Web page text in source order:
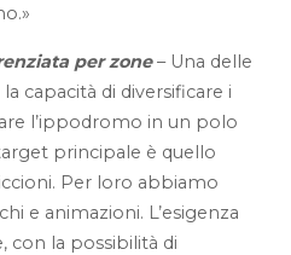
per zone– Una delle
capacità di diversificare i
l’ippodromo in un polo
principale è quello
Per loro abbiamo
e animazioni. L’esigenza
con la possibilità di